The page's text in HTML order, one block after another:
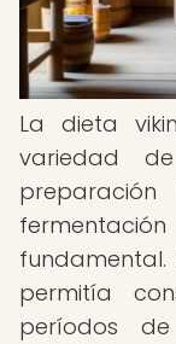
La dieta
variedad
permitía
períodos